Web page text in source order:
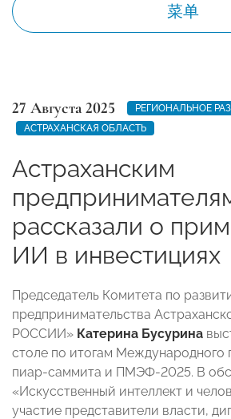
菜单
27 Августа 2025
РЕГИОНАЛЬНОЕ
АСТРАХАНСКАЯ ОБЛАСТЬ
Астраханским
рассказали о
ИИ в инвестициях
Председатель Комитета по
предпринимательства
РОССИИ» Катерина Бусурина
столе по итогам Международного
пиар-саммита и ПМЭФ-2025. В
«Искусственный интеллект и
участие представители власти,